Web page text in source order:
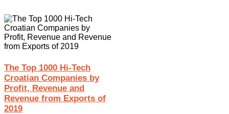
The Top 1000 Hi-Tech
Croatian Companies by
Profit, Revenue and
Revenue from Exports of
2019